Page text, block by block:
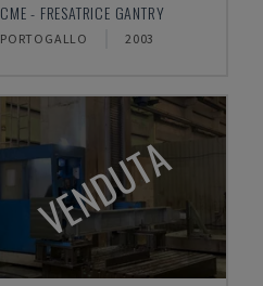
CME - FRESATRICE GANTRY
PORTOGALLO 2003
VENDUTA